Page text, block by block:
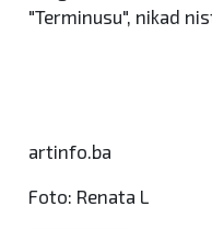
"Terminusu", nikad
artinfo.ba
Foto: Renata L